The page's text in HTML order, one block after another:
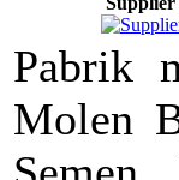
Pabrik
Molen